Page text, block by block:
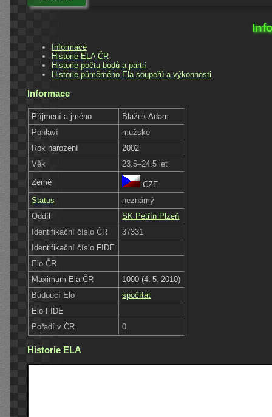
Informace
Historie ELA ČR
Historie počtu bodů a partií
Historie půměrného Ela soupeřů a výkonnosti
Informace
Příjmení a jméno
Blažek Adam
Pohlaví
mužské
Rok narození
2002
Věk
23.5–24.5 let
Země
CZE
Status
neznámý
Oddíl
SK Petřín Plzeň
Identifikační číslo ČR
37331
Identifikační číslo FIDE
Elo ČR
Maximum Ela ČR
1000 (4. 5. 2010)
Budoucí Elo
spočítat
Elo FIDE
Pořadí v ČR
0.
Historie ELA